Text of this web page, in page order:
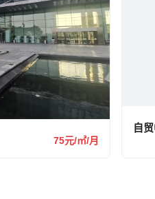
75元/㎡/月
自